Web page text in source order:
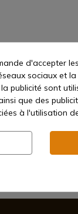
d'accepter
sociaux et
publicité sont
que des
à l'utilisation